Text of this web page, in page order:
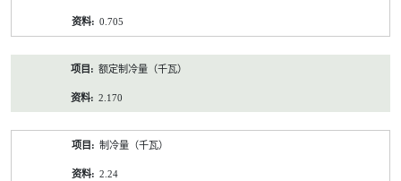
0.705
额定制冷量（千瓦）
2.170
制冷量（千瓦）
2.24